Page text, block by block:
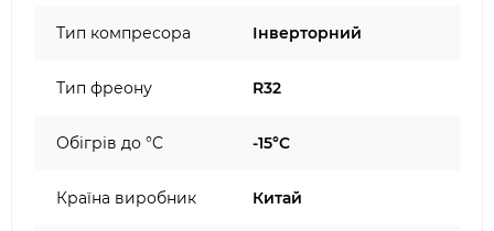
Тип компресора Інверторний
Тип фреону R32
Обігрів до °C -15°C
Країна виробник Китай